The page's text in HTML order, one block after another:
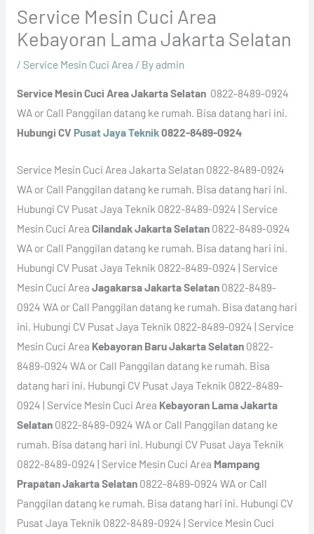
Service Mesin Cuci Area
Kebayoran Lama Jakarta Selatan
/ Service Mesin Cuci Area / Byadmin
Service Mesin Cuci Area Jakarta Selatan0822-8489-0924
WA or Call Panggilan datang ke rumah. Bisa datang hari ini.
Hubungi CV Pusat Jaya Teknik0822-8489-0924
Service Mesin Cuci Area Jakarta Selatan 0822-8489-0924
WA or Call Panggilan datang ke rumah. Bisa datang hari ini.
Hubungi CV Pusat Jaya Teknik 0822-8489-0924 | Service
Mesin Cuci Area Cilandak Jakarta Selatan 0822-8489-0924
WA or Call Panggilan datang ke rumah. Bisa datang hari ini.
Hubungi CV Pusat Jaya Teknik 0822-8489-0924 | Service
Mesin Cuci Area Jagakarsa Jakarta Selatan 0822-8489-
0924 WA or Call Panggilan datang ke rumah. Bisa datang hari
ini. Hubungi CV Pusat Jaya Teknik 0822-8489-0924 | Service
Mesin Cuci Area Kebayoran Baru Jakarta Selatan 0822-
8489-0924 WA or Call Panggilan datang ke rumah. Bisa
datang hari ini. Hubungi CV Pusat Jaya Teknik 0822-8489-
0924 | Service Mesin Cuci Area Kebayoran Lama Jakarta
Selatan 0822-8489-0924 WA or Call Panggilan datang ke
rumah. Bisa datang hari ini. Hubungi CV Pusat Jaya Teknik
0822-8489-0924 | Service Mesin Cuci Area Mampang
Prapatan Jakarta Selatan 0822-8489-0924 WA or Call
Panggilan datang ke rumah. Bisa datang hari ini. Hubungi CV
Pusat Jaya Teknik 0822-8489-0924 | Service Mesin Cuci